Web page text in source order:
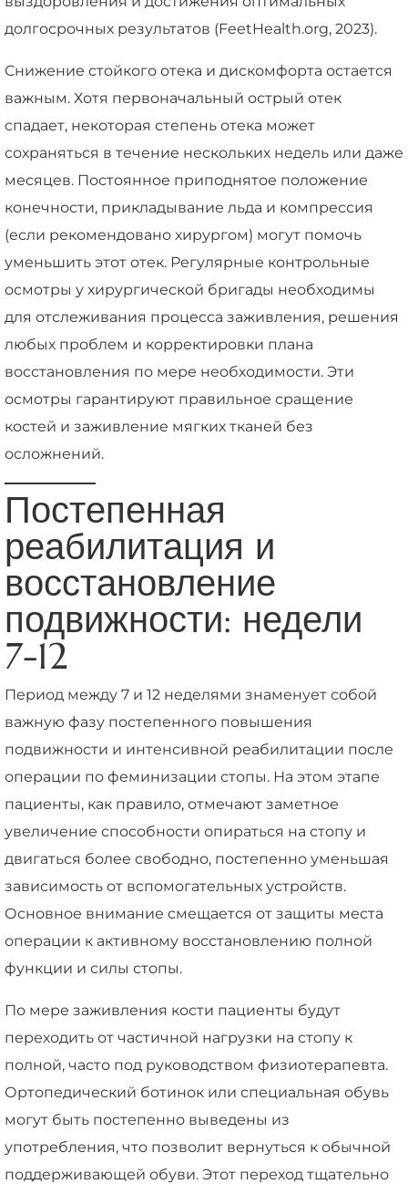
долгосрочных результатов (FeetHealth.org, 2023).
Снижение стойкого отека и дискомфорта остается
важным. Хотя первоначальный острый отек
спадает, некоторая степень отека может
сохраняться в течение нескольких недель или даже
месяцев. Постоянное приподнятое положение
конечности, прикладывание льда и компрессия
(если рекомендовано хирургом) могут помочь
уменьшить этот отек. Регулярные контрольные
осмотры у хирургической бригады необходимы
для отслеживания процесса заживления, решения
любых проблем и корректировки плана
восстановления по мере необходимости. Эти
осмотры гарантируют правильное сращение
костей и заживление мягких тканей без
осложнений.
Постепенная
реабилитация и
восстановление
подвижности: недели
7-12
Период между 7 и 12 неделями знаменует собой
важную фазу постепенного повышения
подвижности и интенсивной реабилитации после
операции по феминизации стопы. На этом этапе
пациенты, как правило, отмечают заметное
увеличение способности опираться на стопу и
двигаться более свободно, постепенно уменьшая
зависимость от вспомогательных устройств.
Основное внимание смещается от защиты места
операции к активному восстановлению полной
функции и силы стопы.
По мере заживления кости пациенты будут
переходить от частичной нагрузки на стопу к
полной, часто под руководством физиотерапевта.
Ортопедический ботинок или специальная обувь
могут быть постепенно выведены из
употребления, что позволит вернуться к обычной
поддерживающей обуви. Этот переход тщательно